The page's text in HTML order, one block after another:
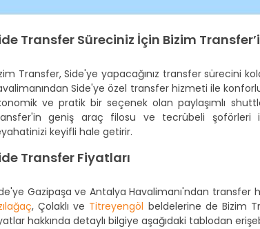
Transfer Süreciniz İçin Bizim
Transfer, Side'ye yapacağınız transfer sürecini
Side'ye özel transfer hizmeti ile
ve pratik bir seçenek olan paylaşımlı
geniş araç filosu ve tecrübeli şoförleri
keyifli hale getirir.
Transfer Fiyatları
Gazipaşa ve Antalya Havalimanı'ndan transfer
, Çolaklı ve Titreyengöl beldelerine de Bizim
hakkında detaylı bilgiye aşağıdaki tablodan